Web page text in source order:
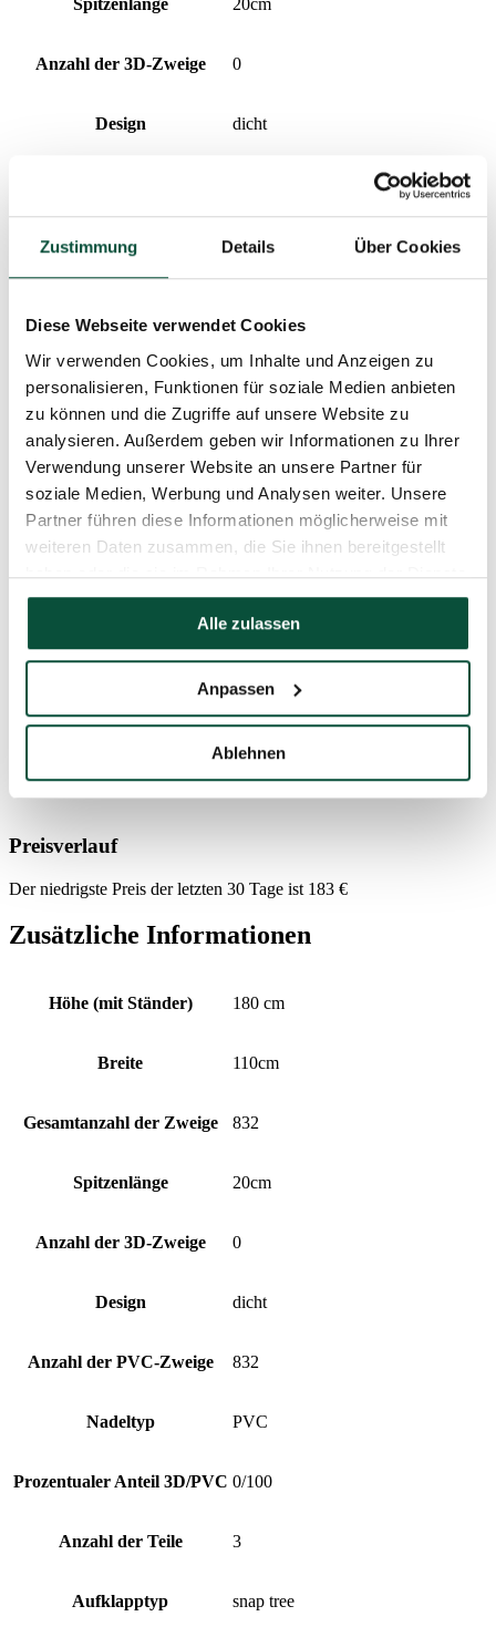
Zustimmung Details Über Cookies
Diese Webseite verwendet Cookies
Wir verwenden Cookies, um Inhalte und Anzeigen zu
personalisieren, Funktionen für soziale Medien anbieten
zu können und die Zugriffe auf unsere Website zu
analysieren. Außerdem geben wir Informationen zu Ihrer
Verwendung unserer Website an unsere Partner für
soziale Medien, Werbung und Analysen weiter. Unsere
Partner führen diese Informationen möglicherweise mit
weiteren Daten zusammen, die Sie ihnen bereitgestellt
haben oder die sie im Rahmen Ihrer Nutzung der Dienste
gesammelt haben.
Alle zulassen
Anpassen
Ablehnen
Spitzenlänge 20cm
Anzahl der 3D-Zweige 0
Design dicht
Nadeltyp PVC
Anzahl der Teile 3
Aufklapptyp snap tree
Ständer (im Paket enthalten)
Gewicht (netto) 7,8
Gewicht (brutto) 9,1
Lieferzeit 4 Tage
Paket 1 100x35x30
FAVI Kategorie Weihnachtsbäume
Preisverlauf
Der niedrigste Preis der letzten 30 Tage ist 183 €
Zusätzliche Informationen
Höhe (mit Ständer) 180 cm
Breite 110cm
Gesamtanzahl der Zweige 832
Spitzenlänge 20cm
Anzahl der 3D-Zweige 0
Design dicht
Anzahl der PVC-Zweige 832
Nadeltyp PVC
Prozentualer Anteil 3D/PVC 0/100
Anzahl der Teile 3
Aufklapptyp snap tree